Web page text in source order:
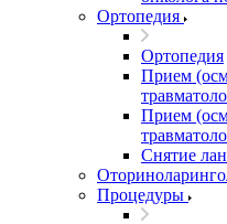
Ортопедия
Ортопедия
Прием
Прием
Снятие
Процедуры